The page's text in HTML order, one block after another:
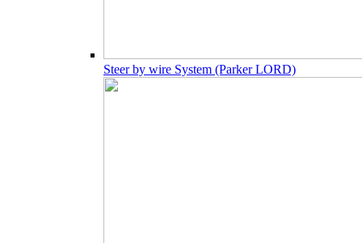
Steer by wire System (Parker LORD)